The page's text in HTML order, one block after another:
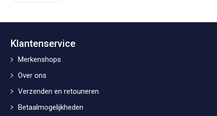
Klantenservice
Merkenshops
Over ons
Verzenden en retouneren
Betaalmogelijkheden